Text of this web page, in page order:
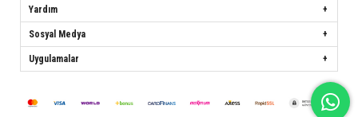
Yardım
Sosyal Medya
Uygulamalar